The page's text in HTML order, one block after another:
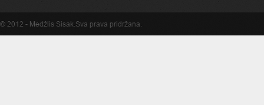
© 2012 - Medžlis Sisak.Sva prava pridržana.